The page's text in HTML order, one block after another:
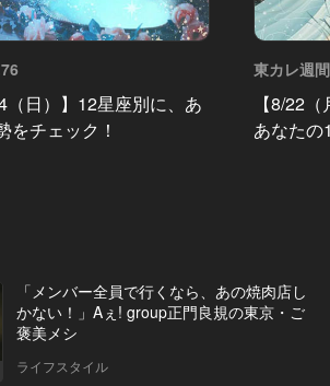
（日）】12星座別に、あ
をチェック！
東カレ週
【8/22
あなた
「メンバー全員で行くなら、あの焼肉店し
かない！」Aぇ! group正門良規の東京・ご
褒美メシ
ライフスタイル